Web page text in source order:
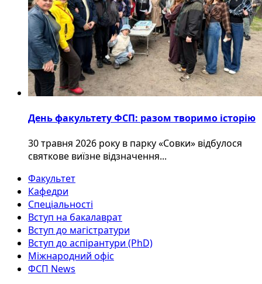
День факультету ФСП: разом творимо історію
30 травня 2026 року в парку «Совки» відбулося
святкове виїзне відзначення...
Факультет
Кафедри
Спеціальності
Вступ на бакалаврат
Вступ до магістратури
Вступ до аспірантури (PhD)
Міжнародний офіс
ФСП News